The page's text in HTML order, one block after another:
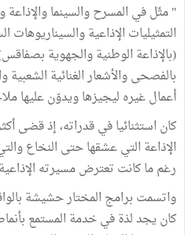
" مثّل في المسرح والسينما والإذاعة
التمثيليات الإذاعية والسيناريوهات
(بالإذاعة الوطنية والجهوية
بالفصحى والأشعار الغنائية الشعبية
أعمال غيره ليجيزها ويدوّن عليها
الإذاعة التي عشقها حتى النخاع
رغم ما كانت تعترض مسيرته
واتسمت برامج المختار حشيشة
كان يجد لذة في خدمة المستمع